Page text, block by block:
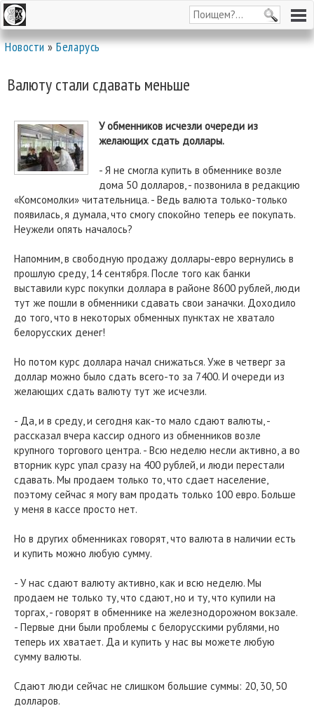
Новости»Беларусь
Валюту стали сдавать меньше
У обменников исчезли очереди из
желающих сдать доллары.
- Я не смогла купить в обменнике возле
дома 50 долларов, - позвонила в редакцию
«Комсомолки» читательница. - Ведь валюта только-только
появилась, я думала, что смогу спокойно теперь ее покупать.
Неужели опять началось?
Напомним, в свободную продажу доллары-евро вернулись в
прошлую среду, 14 сентября. После того как банки
выставили курс покупки доллара в районе 8600 рублей, люди
тут же пошли в обменники сдавать свои заначки. Доходило
до того, что в некоторых обменных пунктах не хватало
белорусских денег!
Но потом курс доллара начал снижаться. Уже в четверг за
доллар можно было сдать всего-то за 7400. И очереди из
желающих сдать валюту тут же исчезли.
- Да, и в среду, и сегодня как-то мало сдают валюты, -
рассказал вчера кассир одного из обменников возле
крупного торгового центра. - Всю неделю несли активно, а во
вторник курс упал сразу на 400 рублей, и люди перестали
сдавать. Мы продаем только то, что сдает население,
поэтому сейчас я могу вам продать только 100 евро. Больше
у меня в кассе просто нет.
Но в других обменниках говорят, что валюта в наличии есть
и купить можно любую сумму.
- У нас сдают валюту активно, как и всю неделю. Мы
продаем не только ту, что сдают, но и ту, что купили на
торгах, - говорят в обменнике на железнодорожном вокзале.
- Первые дни были проблемы с белорусскими рублями, но
теперь их хватает. Да и купить у нас вы можете любую
сумму валюты.
Сдают люди сейчас не слишком большие суммы: 20, 30, 50
долларов.